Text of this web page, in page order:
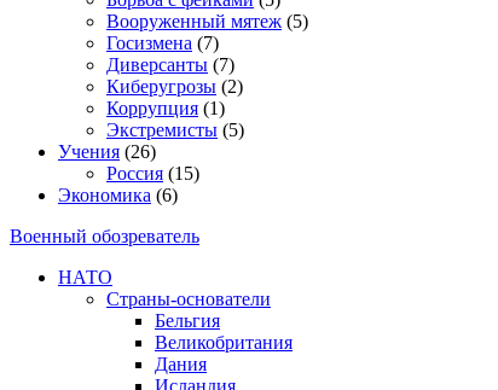
Вооруженный мятеж (5)
Госизмена (7)
Диверсанты (7)
Киберугрозы (2)
Коррупция (1)
Экстремисты (5)
Учения (26)
Россия (15)
Экономика (6)
Военный обозреватель
НАТО
Страны-основатели
Бельгия
Великобритания
Дания